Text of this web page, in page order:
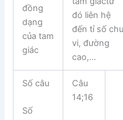
đồng
dạng
của tam
giác
đó liên hệ
đến tỉ số chu
vi, đường
cao,…
Số câu
Số
Câu
14;16